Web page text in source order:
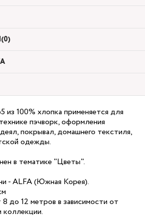
из 100% хлопка применяется для
пэчворк, оформления
покрывал, домашнего текстиля,
одежды.
в тематике "Цветы".
- ALFA (Южная Корея).
до 12 метров в зависимости от